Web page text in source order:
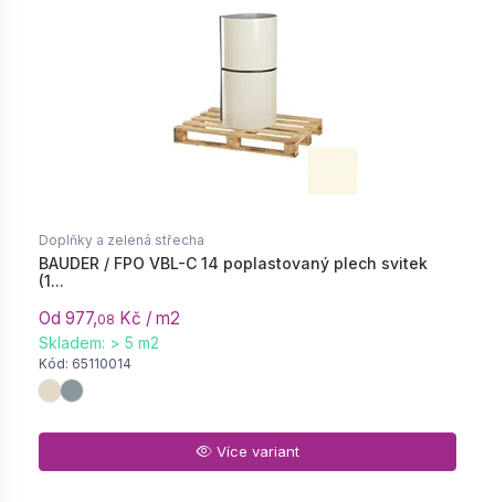
Doplňky a zelená střecha
BAUDER / FPO VBL-C 14 poplastovaný plech svitek
(1...
Od 977,08 Kč / m2
Skladem: > 5 m2
Kód: 65110014
Více variant